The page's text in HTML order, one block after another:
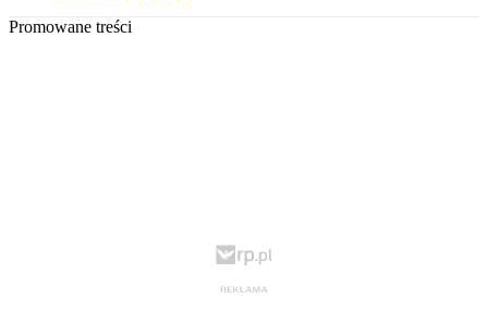
Promowane treści